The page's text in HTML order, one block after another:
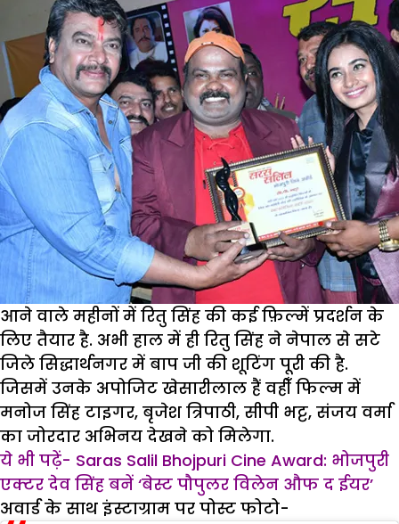
आने वाले महीनों में रितु सिंह की कई फ़िल्में प्रदर्शन के
लिए तैयार है. अभी हाल में ही रितु सिंह ने नेपाल से सटे
जिले सिद्धार्थनगर में बाप जी की शूटिंग पूरी की है.
जिसमें उनके अपोजिट खेसारीलाल हैं वहीँ फिल्म में
मनोज सिंह टाइगर, बृजेश त्रिपाठी, सीपी भट्ट, संजय वर्मा
का जोरदार अभिनय देखने को मिलेगा.
ये भी पढ़ें- Saras Salil Bhojpuri Cine Award: भोजपुरी
एक्टर देव सिंह बनें ‘बेस्ट पौपुलर विलेन औफ द ईयर’
अवार्ड के साथ इंस्टाग्राम पर पोस्ट फोटो-